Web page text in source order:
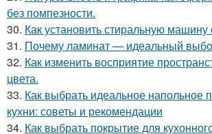
без помпезности.
30. Как установить стиральную
31. Почему ламинат — идеальный
32. Как изменить восприятие
цвета.
33. Как выбрать идеальное напольное
кухни: советы и рекомендации
34. Как выбрать покрытие для